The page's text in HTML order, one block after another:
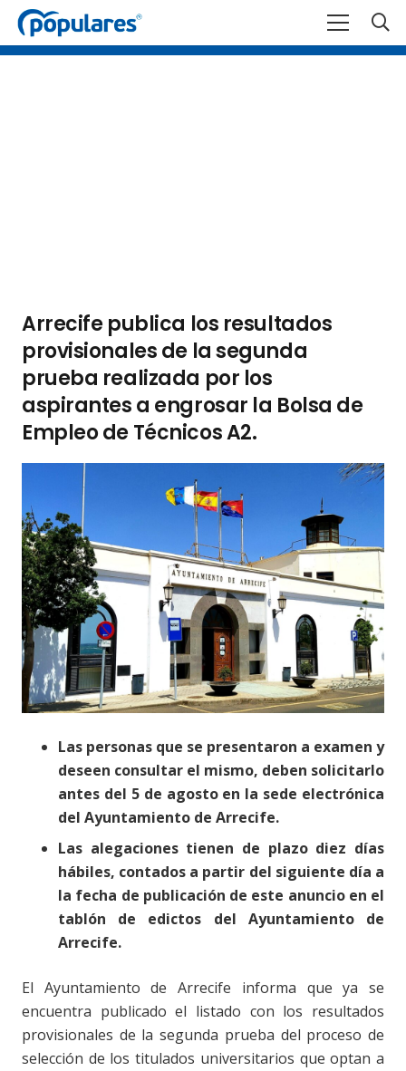
Arrecife publica los resultados
provisionales de la segunda
prueba realizada por los
aspirantes a engrosar la Bolsa de
Empleo de Técnicos A2.
Las personas que se presentaron a examen y
deseen consultar el mismo, deben solicitarlo
antes del 5 de agosto en la sede electrónica
del Ayuntamiento de Arrecife.
Las alegaciones tienen de plazo diez días
hábiles, contados a partir del siguiente día a
la fecha de publicación de este anuncio en el
tablón de edictos del Ayuntamiento de
Arrecife.
El Ayuntamiento de Arrecife informa que ya se
encuentra publicado el listado con los resultados
provisionales de la segunda prueba del proceso de
selección de los titulados universitarios que optan a